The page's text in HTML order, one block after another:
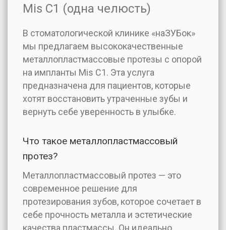
Mis C1 (одна челюсть)
В стоматологической клинике «наЗУБок»
мы предлагаем высококачественные
металлопластмассовые протезы с опорой
на импланты Mis C1. Эта услуга
предназначена для пациентов, которые
хотят восстановить утраченные зубы и
вернуть себе уверенность в улыбке.
Что такое металлопластмассовый
протез?
Металлопластмассовый протез — это
современное решение для
протезирования зубов, которое сочетает в
себе прочность металла и эстетические
качества пластмассы. Он идеально